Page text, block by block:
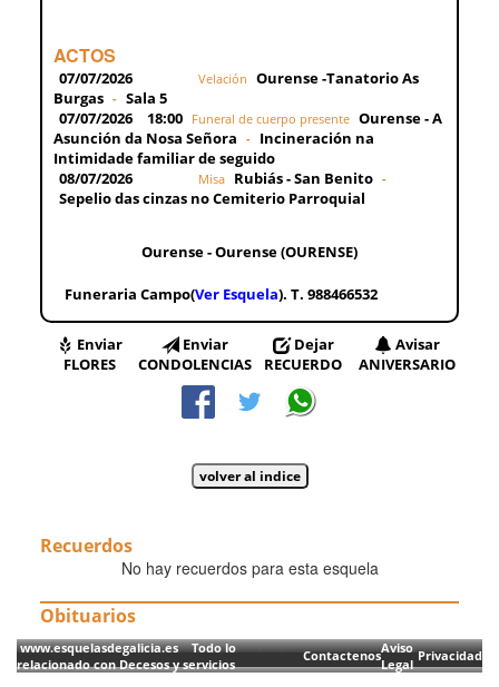
ACTOS
07/07/2026 Velación Ourense -Tanatorio As
Burgas - Sala 5
07/07/2026
18:00 Funeral de cuerpo presente Ourense - A
Asunción da Nosa Señora - Incineración na
Intimidade familiar de seguido
08/07/2026
Misa Rubiás - San Benito -
Sepelio das cinzas no Cemiterio Parroquial
Ourense - Ourense (OURENSE)
Funeraria Campo(Ver Esquela). T. 988466532
Enviar
FLORES
Enviar
CONDOLENCIAS
Dejar
RECUERDO
Avisar
ANIVERSARIO
Recuerdos
No hay recuerdos para esta esquela
Obituarios
www.esquelasdegalicia.es Todo lo
relacionado con Decesos y servicios
ContactenosAviso
Legal
Privacidad